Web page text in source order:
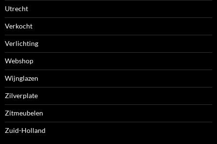
Utrecht
Verkocht
Verlichting
Webshop
Wijnglazen
Zilverplate
Zitmeubelen
Zuid-Holland